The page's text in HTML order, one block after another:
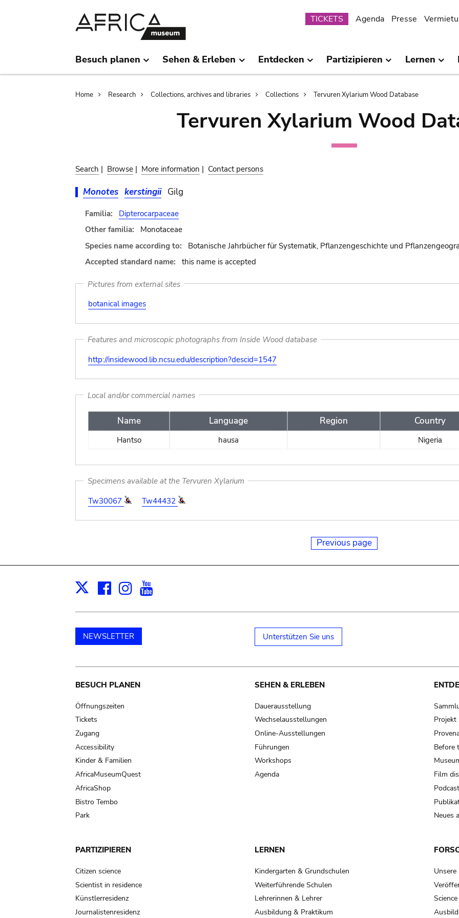
Submenu
TICKETS Agenda Presse
Besuch planen Sehen & Erleben Entdecken Partizipieren Lernen
Breadcrumb
Home Research Collections, archives and libraries Collections Tervuren Xylarium Wood Database
Tervuren Xylarium Wood
Search | Browse | More information | Contact persons
Monotes kerstingii Gilg
Familia:
Dipterocarpaceae
Other familia:
Monotaceae
Species name according to:
Botanische Jahrbücher für Systematik, Pflanzengeschichte und
Accepted standard name:
this name is accepted
Pictures from external sites
botanical images
Features and microscopic photographs from Inside Wood database
http://insidewood.lib.ncsu.edu/description?descid=1547
Local and/or commercial names
Name Language Region Country
Hantso hausa Nigeria
Specimens available at the Tervuren Xylarium
Tw30067
Tw44432
Previous page
X Facebook
Instagram
NEWSLETTER Unterstützen Sie uns
Main
navigation
BESUCH PLANEN
Öffnungszeiten
Tickets
Zugang
Accessibility
Kinder & Familien
AfricaMuseumQuest
AfricaShop
Bistro Tembo
Park
SEHEN & ERLEBEN
Dauerausstellung
Wechselausstellungen
Online-Ausstellungen
Führungen
Workshops
Agenda
Projekt
Before
Film
Neues
PARTIZIPIEREN
Citizen science
Scientist in residence
Künstlerresidenz
Journalistenresidenz
LERNEN
Kindergarten & Grundschulen
Weiterführende Schulen
Lehrerinnen & Lehrer
Ausbildung & Praktikum